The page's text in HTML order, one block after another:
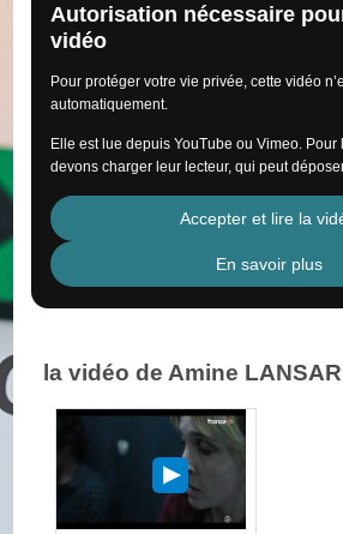
Autorisation nécessaire
vidéo
Pour protéger votre vie privée, cette vidéo
automatiquement.
Elle est lue depuis YouTube ou Vimeo. Pour
devons charger leur lecteur, qui peut
Accepter et lire la
En savoir plus
la vidéo de Amine